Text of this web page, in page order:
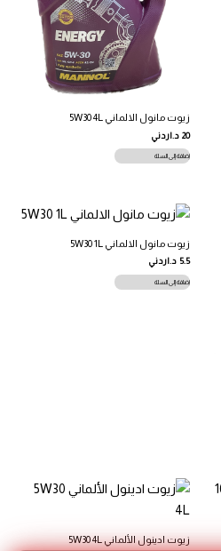
زيوت مانول الالماني 5W30 4L
20 د.اردني
إضافة إلى السلة
زيوت مانول الالماني 5W30 1L
5.5 د.اردني
إضافة إلى السلة
زيوت ادينول الألماني 5W30 4L